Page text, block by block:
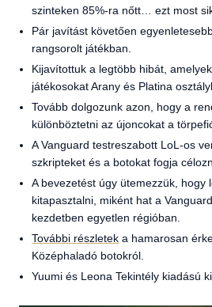
szinteken 85%-ra nőtt… ezt most
Pár javítást követően
rangsorolt játékban.
Kijavítottuk a legtöbb hibát,
játékosokat Arany és Platina
Tovább dolgozunk azon, hogy a
különböztetni az újoncokat a
A Vanguard testreszabott LoL-os
szkripteket és a botokat fogja
A bevezetést úgy ütemezzük, hogy
kitapasztalni, miként hat a
kezdetben egyetlen régióban.
További részletek a hamarosan
Középhaladó botokról.
Yuumi és Leona Tekintély kiadású